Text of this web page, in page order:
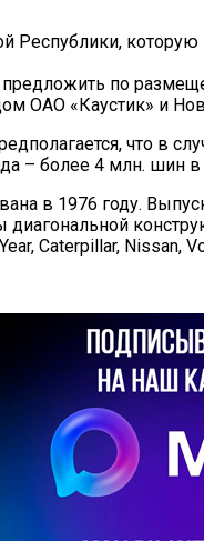
Республики,
по
ОАО «Каустик» и
что в
– более 4 млн. шин в
в 1976 году.
Caterpillar, Nissan,